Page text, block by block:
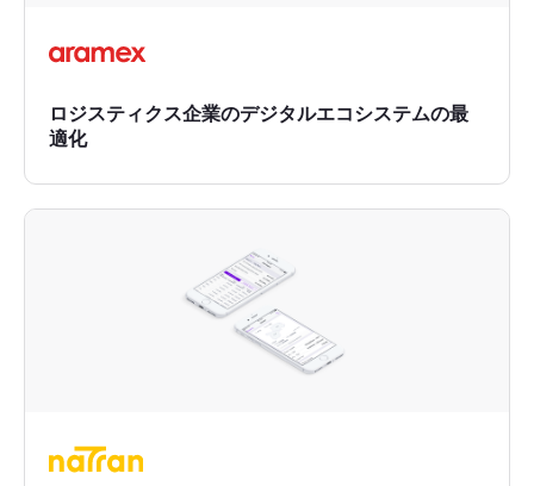
ロジスティクス企業のデジタルエコシステムの最
適化